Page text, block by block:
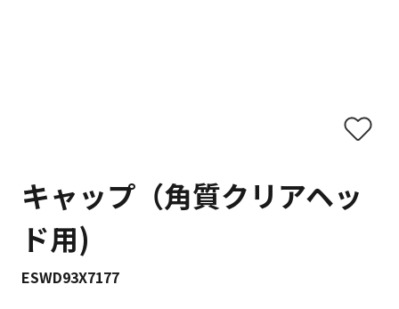
キャップ（角質クリアヘッ
ド用)
ESWD93X7177